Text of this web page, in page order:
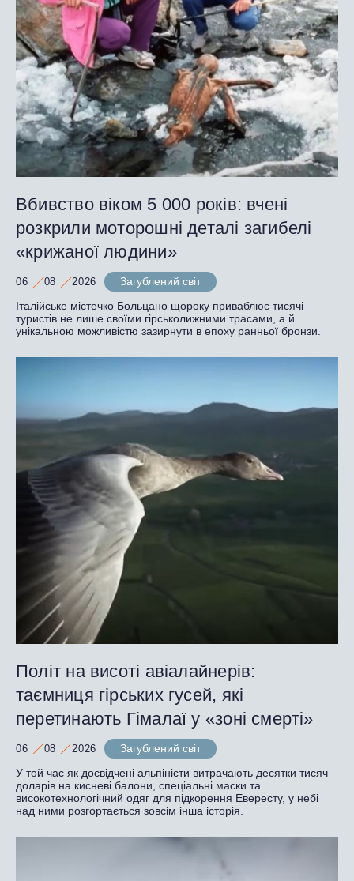
Вбивство віком 5 000 років: вчені
розкрили моторошні деталі загибелі
«крижаної людини»
06 08 2026
Загублений світ
Італійське містечко Больцано щороку приваблює тисячі
туристів не лише своїми гірськолижними трасами, а й
унікальною можливістю зазирнути в епоху ранньої бронзи.
Політ на висоті авіалайнерів:
таємниця гірських гусей, які
перетинають Гімалаї у «зоні смерті»
06 08 2026
Загублений світ
У той час як досвідчені альпіністи витрачають десятки тисяч
доларів на кисневі балони, спеціальні маски та
високотехнологічний одяг для підкорення Евересту, у небі
над ними розгортається зовсім інша історія.